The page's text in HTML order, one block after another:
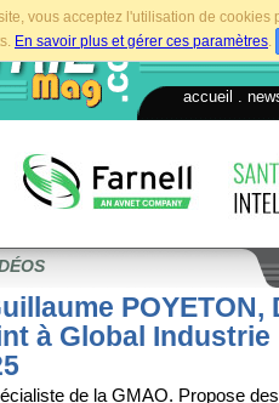
vous acceptez l'utilisation de
En savoir plus et gérer ces paramètres.
accueil
POYETON,
à Global Industrie
de la GMAO. Propose